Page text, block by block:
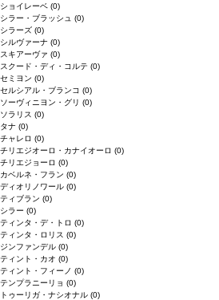
ショイレーベ (0)
シラー・ブラッシュ (0)
シラーズ (0)
シルヴァーナ (0)
スキアーヴァ (0)
スクード・ディ・コルテ (0)
セミヨン (0)
セルシアル・ブランコ (0)
ソーヴィニヨン・グリ (0)
ソラリス (0)
タナ (0)
チャレロ (0)
チリエジオーロ・カナイオーロ (0)
チリエジョーロ (0)
カベルネ・フラン (0)
ディオリノワール (0)
ティブラン (0)
シラー (0)
ティンタ・デ・トロ (0)
ティンタ・ロリス (0)
ジンファンデル (0)
ティント・カオ (0)
ティント・フィーノ (0)
テンプラニーリョ (0)
トゥーリガ・ナシオナル (0)